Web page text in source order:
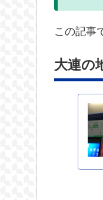
この記事
大連の